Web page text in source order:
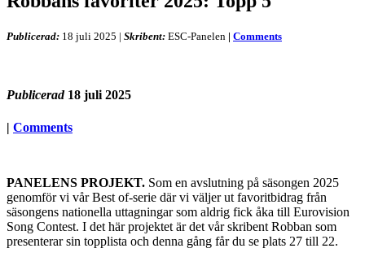
Publicerad: 18 juli 2025 | Skribent: ESC-Panelen | Comments
Publicerad 18 juli 2025
| Comments
PANELENS PROJEKT. Som en avslutning på säsongen 2025
genomför vi vår Best of-serie där vi väljer ut favoritbidrag från
säsongens nationella uttagningar som aldrig fick åka till Eurovision
Song Contest. I det här projektet är det vår skribent Robban som
presenterar sin topplista och denna gång får du se plats 27 till 22.